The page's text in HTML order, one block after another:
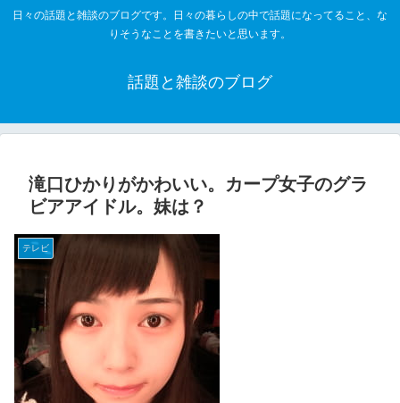
日々の話題と雑談のブログです。日々の暮らしの中で話題になってること、な
りそうなことを書きたいと思います。
話題と雑談のブログ
滝口ひかりがかわいい。カープ女子のグラ
ビアアイドル。妹は？
テレビ